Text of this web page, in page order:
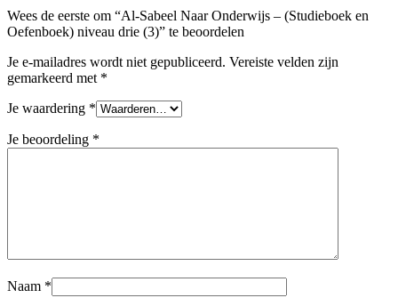
Wees de eerste om “Al-Sabeel Naar Onderwijs – (Studieboek en
Oefenboek) niveau drie (3)” te beoordelen
Je e-mailadres wordt niet gepubliceerd. Vereiste velden zijn
gemarkeerd met *
Je waardering *
Je beoordeling *
Naam *